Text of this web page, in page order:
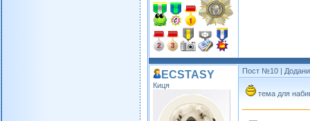
ECSTASY
Киця
Пост №10 |
тема для